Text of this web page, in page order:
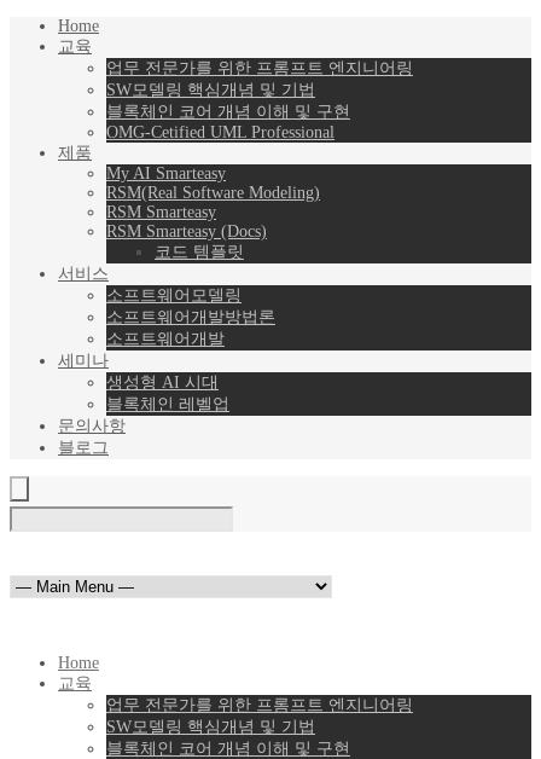
Home
교육
업무 전문가를 위한 프롬프트 엔지니어링
SW모델링 핵심개념 및 기법
블록체인 코어 개념 이해 및 구현
OMG-Cetified UML Professional
제품
My AI Smarteasy
RSM(Real Software Modeling)
RSM Smarteasy
RSM Smarteasy (Docs)
코드 템플릿
서비스
소프트웨어모델링
소프트웨어개발방법론
소프트웨어개발
세미나
생성형 AI 시대
블록체인 레벨업
문의사항
블로그
Home
교육
업무 전문가를 위한 프롬프트 엔지니어링
SW모델링 핵심개념 및 기법
블록체인 코어 개념 이해 및 구현